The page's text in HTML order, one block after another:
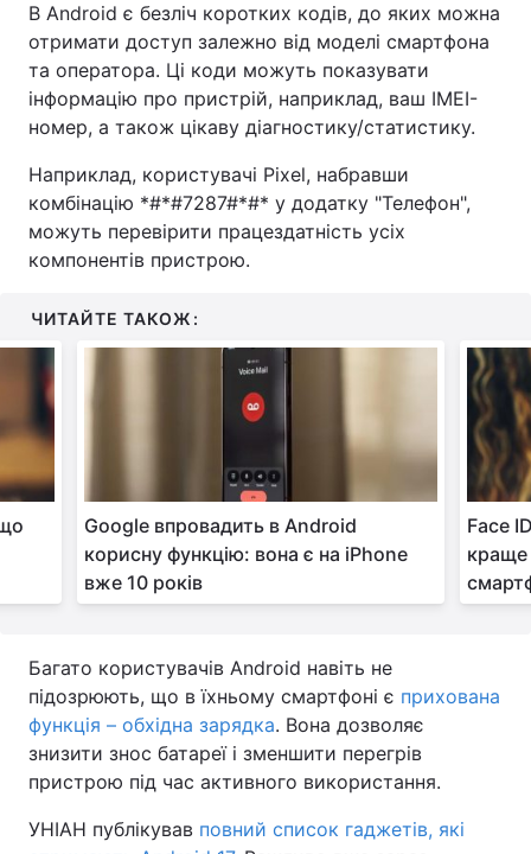
В Android є безліч коротких кодів, до яких можна
отримати доступ залежно від моделі смартфона
та оператора. Ці коди можуть показувати
інформацію про пристрій, наприклад, ваш IMEI-
номер, а також цікаву діагностику/статистику.
Наприклад, користувачі Pixel, набравши
комбінацію *#*#7287#*#* у додатку "Телефон",
можуть перевірити працездатність усіх
компонентів пристрою.
ЧИТАЙТЕ ТАКОЖ:
Google впровадить в Android
корисну функцію: вона є на iPhone
вже 10 років
Face
краще
Багато користувачів Android навіть не
підозрюють, що в їхньому смартфоні є прихована
функція – обхідна зарядка. Вона дозволяє
знизити знос батареї і зменшити перегрів
пристрою під час активного використання.
УНІАН публікував повний список гаджетів, які